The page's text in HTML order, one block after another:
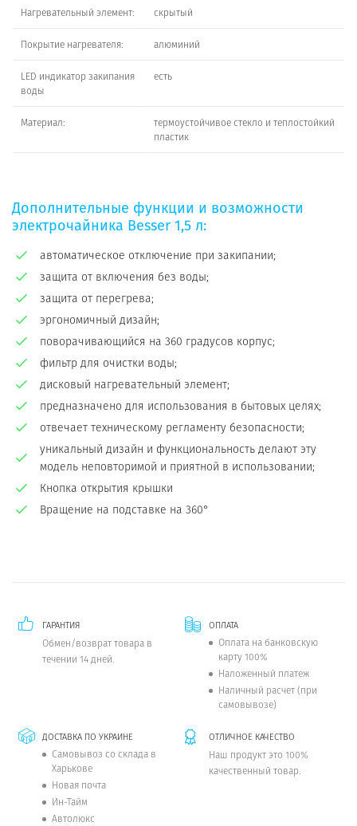
Нагревательный элемент: скрытый
Покрытие нагревателя: алюминий
LED индикатор закипания
воды
есть
Материал:
термоустойчивое стекло и теплостойкий
пластик
Дополнительные функции и возможности
электрочайника Besser 1,5 л:
автоматическое отключение при закипании;
защита от включения без воды;
защита от перегрева;
эргономичный дизайн;
поворачивающийся на 360 градусов корпус;
фильтр для очистки воды;
дисковый нагревательный элемент;
предназначено для использования в бытовых целях;
отвечает техническому регламенту безопасности;
уникальный дизайн и функциональность делают эту
модель неповторимой и приятной в использовании;
Кнопка открытия крышки
Вращение на подставке на 360°
ГАРАНТИЯ
Обмен/возврат товара в
течении 14 дней.
ОПЛАТА
Оплата на банковскую
карту 100%
Наложенный платеж
Наличный расчет (при
самовывозе)
ДОСТАВКА ПО УКРАИНЕ
Самовывоз со склада в
Харькове
Новая почта
Ин-Тайм
Автолюкс
ОТЛИЧНОЕ КАЧЕСТВО
Наш продукт это 100%
качественный товар.